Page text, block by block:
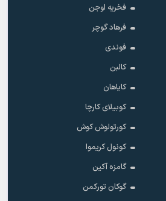
فخریه اوجن
فرهاد گوچر
فوندی
کالبن
کایاهان
کوبیلای کارچا
کورتولوش کوش
کونول کریموا
گامزه آکین
گوکان تورکمن